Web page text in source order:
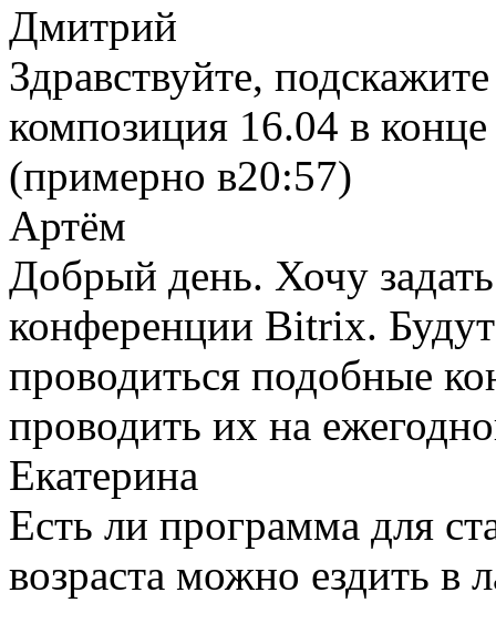
Дмитрий
Здравствуйте,
композиция 16.04 в конце
(примерно в20:57)
Артём
Добрый день. Хочу
конференции Bitrix.
проводиться подобные
проводить их на
Екатерина
Есть ли программа для
возраста можно ездить в